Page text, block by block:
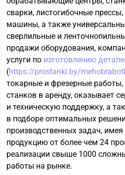
сварки, листогибочные
машины, а также
сверлильные и
продажи оборудования,
услуги по изготовлению
(https://prostanki.by/
токарные и фрезерные работы,
станков в аренду, оказывает
и техническую поддержку, а
в подборе оптимальных
производственных задач,
продукцию от более чем 24
реализации свыше 1000
работы на рынке.